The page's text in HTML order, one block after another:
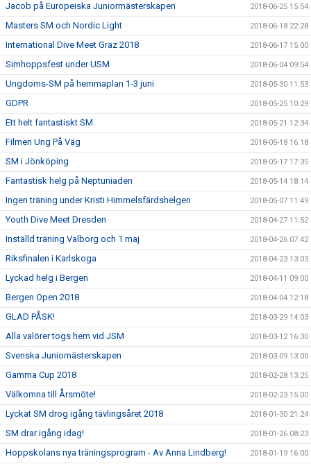
Jacob på Europeiska Juniormästerskapen 2018-06-25 15:54
Masters SM och Nordic Light 2018-06-18 22:28
International Dive Meet Graz 2018 2018-06-17 15:00
Simhoppsfest under USM 2018-06-04 09:54
Ungdoms-SM på hemmaplan 1-3 juni 2018-05-30 11:53
GDPR 2018-05-25 10:29
Ett helt fantastiskt SM 2018-05-21 12:34
Filmen Ung På Väg 2018-05-18 16:18
SM i Jönköping 2018-05-17 17:35
Fantastisk helg på Neptuniaden 2018-05-14 18:14
Ingen träning under Kristi Himmelsfärdshelgen 2018-05-07 11:49
Youth Dive Meet Dresden 2018-04-27 11:52
Inställd träning Valborg och 1 maj 2018-04-26 07:42
Riksfinalen i Karlskoga 2018-04-23 13:03
Lyckad helg i Bergen 2018-04-11 09:00
Bergen Open 2018 2018-04-04 12:18
GLAD PÅSK! 2018-03-29 14:03
Alla valörer togs hem vid JSM 2018-03-12 16:30
Svenska Juniomästerskapen 2018-03-09 13:00
Gamma Cup 2018 2018-02-28 13:25
Välkomna till Årsmöte! 2018-02-23 15:00
Lyckat SM drog igång tävlingsåret 2018 2018-01-30 21:24
SM drar igång idag! 2018-01-26 08:23
Hoppskolans nya träningsprogram - Av Anna Lindberg! 2018-01-19 16:00